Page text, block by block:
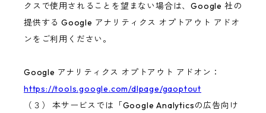
クスで使用されることを望まない場合は、Google 社の
提供する Google アナリティクス オプトアウト アドオ
ンをご利用ください。
Google アナリティクス オプトアウト アドオン：
https://tools.google.com/dlpage/gaoptout
（３） 本サービスでは「Google Analyticsの広告向け